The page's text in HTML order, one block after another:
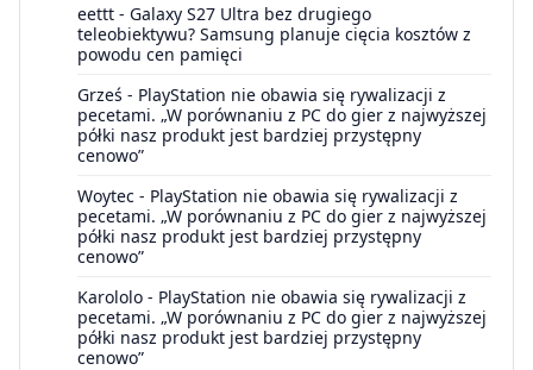
eettt - Galaxy S27 Ultra bez drugiego
teleobiektywu? Samsung planuje cięcia kosztów z
powodu cen pamięci
Grześ - PlayStation nie obawia się rywalizacji z
pecetami. „W porównaniu z PC do gier z najwyższej
półki nasz produkt jest bardziej przystępny
cenowo”
Woytec - PlayStation nie obawia się rywalizacji z
pecetami. „W porównaniu z PC do gier z najwyższej
półki nasz produkt jest bardziej przystępny
cenowo”
Karololo - PlayStation nie obawia się rywalizacji z
pecetami. „W porównaniu z PC do gier z najwyższej
półki nasz produkt jest bardziej przystępny
cenowo”